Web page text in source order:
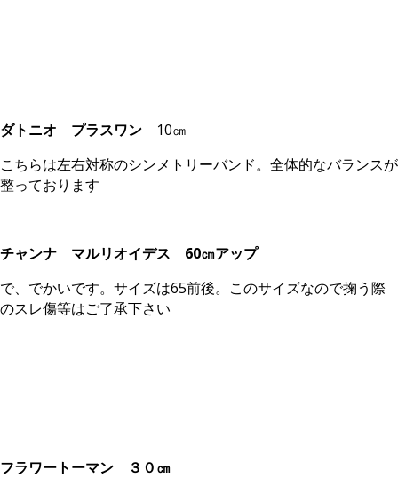
ダトニオ プラスワン 10㎝
こちらは左右対称のシンメトリーバンド。全体的なバランスが
整っております
チャンナ マルリオイデス
60㎝アップ
で、でかいです。サイズは65前後。このサイズなので掬う際
のスレ傷等はご了承下さい
フラワートーマン
３０㎝